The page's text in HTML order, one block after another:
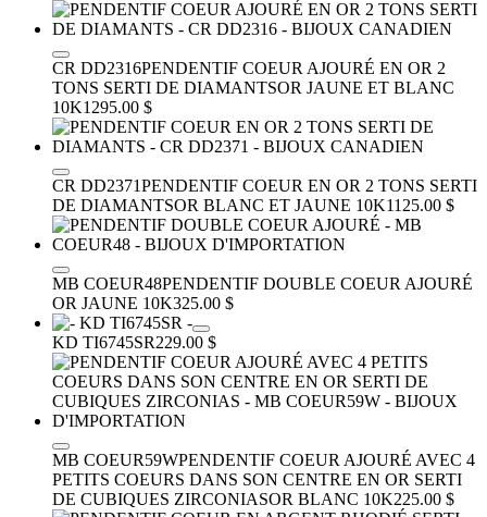
CR DD2316PENDENTIF COEUR AJOURÉ EN OR 2
TONS SERTI DE DIAMANTSOR JAUNE ET BLANC
10K1295.00 $
CR DD2371PENDENTIF COEUR EN OR 2 TONS SERTI
DE DIAMANTSOR BLANC ET JAUNE 10K1125.00 $
MB COEUR48PENDENTIF DOUBLE COEUR AJOURÉ
OR JAUNE 10K325.00 $
KD TI6745SR229.00 $
MB COEUR59WPENDENTIF COEUR AJOURÉ AVEC 4
PETITS COEURS DANS SON CENTRE EN OR SERTI
DE CUBIQUES ZIRCONIASOR BLANC 10K225.00 $